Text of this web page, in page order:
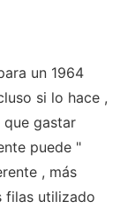
un 1964
si lo hace ,
gastar
puede "
, más
filas utilizado